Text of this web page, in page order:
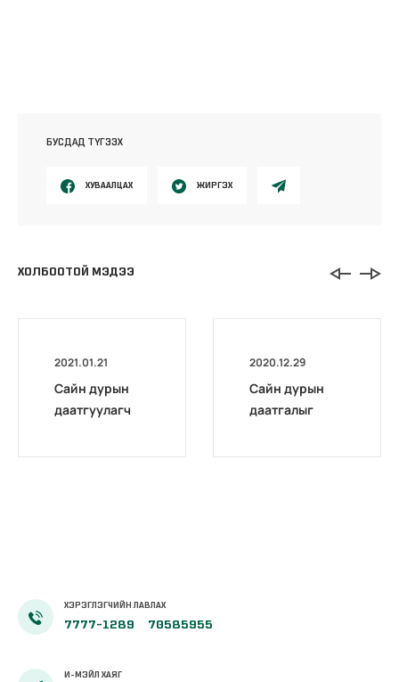
БУСДАД ТҮГЭЭХ
ХУВААЛЦАХ ЖИРГЭХ
ХОЛБООТОЙ МЭДЭЭ
2021.01.21
Сайн дурын
даатгуулагч
2020.12.29
Сайн дурын
даатгалыг
ХЭРЭГЛЭГЧИЙН ЛАВЛАХ
7777-1289 70585955
И-МЭЙЛ ХАЯГ